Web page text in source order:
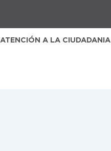
ATENCIÓN A LA CIUDADANIA